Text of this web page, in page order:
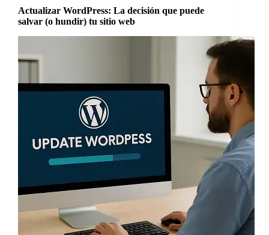
tu
sitio?
Actualizar WordPress: La decisión que puede
salvar (o hundir) tu sitio web